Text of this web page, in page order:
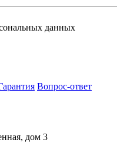
данных
Вопрос-ответ
дом 3